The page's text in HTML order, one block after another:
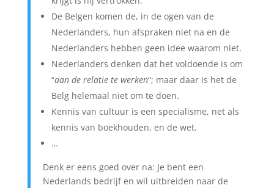
De Belgen komen de, in de ogen van de
Nederlanders, hun afspraken niet na en de
Nederlanders hebben geen idee waarom niet.
Nederlanders denken dat het voldoende is om
“aan de relatie te werken“; maar daar is het de
Belg helemaal niet om te doen.
Kennis van cultuur is een specialisme, net als
kennis van boekhouden, en de wet.
…
Denk er eens goed over na: Je bent een
Nederlands bedrijf en wil uitbreiden naar de